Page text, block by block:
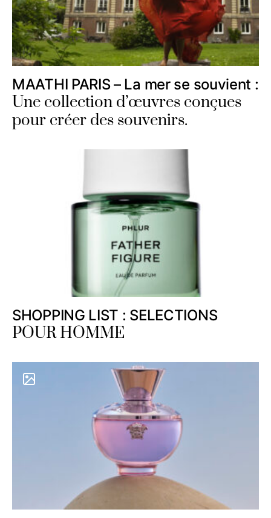
MAATHI PARIS – La mer se souvient :
Une collection d’œuvres conçues
pour créer des souvenirs.
SHOPPING LIST : SELECTIONS
POUR HOMME